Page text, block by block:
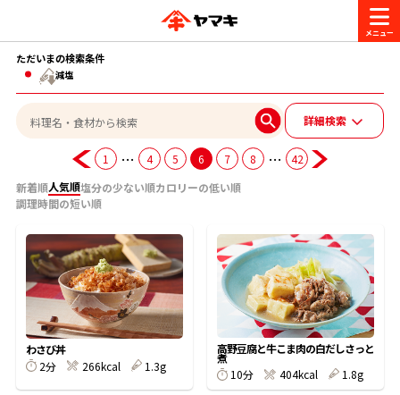
商品情報
ヤマキ『めんつゆ』 ヤマキ 割烹白だし
レシピ
おいしいレシピを探す
おいしいレシピトップ
主食レシピ
主菜レシピ
かつお節・だしを楽しむ
かつお節・だしを知る
だしの取り方
かつお節の削り方
CM・キャンペーン
キャンペーン一覧
企業・採用情報
企業情報
お問い合わせ
ただいまの検索条件
減塩
詳細検索
1 … 4 5 6 7 8 …
42
新着順人気順塩分の少ない順カロリーの低い順
調理時間の短い順
わさび丼
2分
266kcal 1.3g
高野豆腐と牛こま肉の白だしさっと
煮
10分
404kcal 1.8g